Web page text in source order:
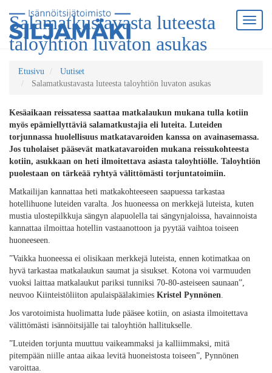
Salamatkustavasta luteesta
taloyhtiön luvaton asukas
Etusivu
Uutiset
Salamatkustavasta luteesta taloyhtiön luvaton asukas
Kesäaikaan reissatessa saattaa matkalaukun mukana tulla kotiin
myös epämiellyttäviä salamatkustajia eli luteita. Luteiden
torjunnassa huolellisuus matkatavaroiden kanssa on avainasemassa.
Jos tuholaiset pääsevät matkatavaroiden mukana reissukohteesta
kotiin, asukkaan on heti ilmoitettava asiasta taloyhtiölle. Taloyhtiön
puolestaan on tärkeää ryhtyä välittömästi torjuntatoimiin.
Matkailijan kannattaa heti matkakohteeseen saapuessa tarkastaa
hotellihuone luteiden varalta. Jos huoneessa on merkkejä luteista, kuten
mustia ulostepilkkuja sängyn alapuolella tai sängynjaloissa, havainnoista
kannattaa ilmoittaa hotellin vastaanottoon ja pyytää vaihtoa toiseen
huoneeseen.
”Vaikka huoneessa ei olisikaan merkkejä luteista, ennen kotimatkaa on
hyvä tarkastaa matkalaukun saumat ja sisukset. Kotona voi varmuuden
vuoksi laittaa matkalaukut pariksi tunniksi 70-80-asteiseen saunaan”,
neuvoo Kiinteistöliiton apulaispäälakimies Kristel Pynnönen.
Jos varotoimista huolimatta lude pääsee kotiin, on asiasta ilmoitettava
välittömästi isännöitsijälle tai taloyhtiön hallitukselle.
”Luteiden torjunta muuttuu vaikeammaksi ja kalliimmaksi, mitä
pitempään niille antaa aikaa levitä huoneistosta toiseen”, Pynnönen
varoittaa.